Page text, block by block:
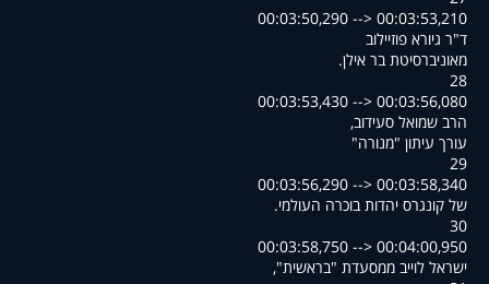
00:03:50,290 --> 00:03:53,210
ד"ר גיורא פוזיילוב
.מאוניברסיטת בר אילן
28
00:03:53,430 --> 00:03:56,080
,הרב שמואל סעידוב
"עורך עיתון "מנורה
29
00:03:56,290 --> 00:03:58,340
.של קונגרס יהדות בוכרה העולמי
30
00:03:58,750 --> 00:04:00,950
,"ישראל לוייב ממסעדת "בראשית